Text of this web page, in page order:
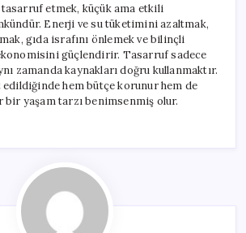
etmek, küçük ama etkili
Enerji ve su tüketimini azaltmak,
gıda israfını önlemek ve bilinçli
güçlendirir. Tasarruf sadece
zamanda kaynakları doğru kullanmaktır.
hem bütçe korunur hem de
yaşam tarzı benimsenmiş olur.